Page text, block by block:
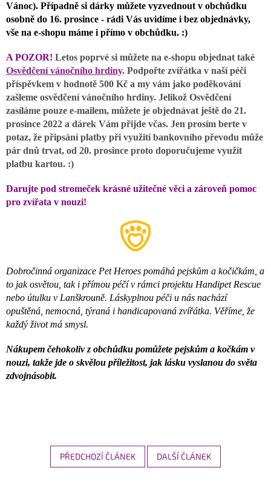
Vánoc). Případně si dárky můžete vyzvednout v obchůdku
osobně do 16. prosince - rádi Vás uvidíme i bez objednávky,
vše na e-shopu máme i přímo v obchůdku. :)
A POZOR! Letos poprvé si můžete na e-shopu objednat také
Osvědčení vánočního hrdiny. Podpořte zvířátka v naší péči
příspěvkem v hodnotě 500 Kč a my vám jako poděkování
zašleme osvědčení vánočního hrdiny. Jelikož Osvědčení
zasíláme pouze e-mailem, můžete je objednávat ještě do 21.
prosince 2022 a dárek Vám přijde včas. Jen prosím berte v
potaz, že připsání platby při využití bankovního převodu může
pár dnů trvat, od 20. prosince proto doporučujeme využít
platbu kartou. :)
Darujte pod stromeček krásné užitečné věci a zároveň pomoc
pro zvířata v nouzi!
Dobročinná organizace Pet Heroes pomáhá pejskům a kočičkám, a
to jak osvětou, tak i přímou péčí v rámci projektu Handipet Rescue
nebo útulku v Lanškrouně. Láskyplnou péči u nás nachází
opuštěná, nemocná, týraná i handicapovaná zvířátka. Věříme, že
každý život má smysl.
Nákupem čehokoliv z obchůdku pomůžete pejskům a kočkám v
nouzi, takže jde o skvělou příležitost, jak lásku vyslanou do světa
zdvojnásobit.
PŘEDCHOZÍ ČLÁNEK DALŠÍ ČLÁNEK